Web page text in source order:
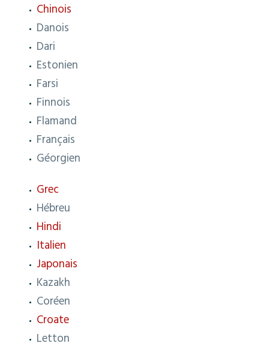
Chinois
Danois
Dari
Estonien
Farsi
Finnois
Flamand
Français
Géorgien
Grec
Hébreu
Hindi
Italien
Japonais
Kazakh
Coréen
Croate
Letton